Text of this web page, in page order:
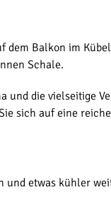
dem Balkon im
Schale.
und die vielseitige
sich auf eine
und etwas kühler